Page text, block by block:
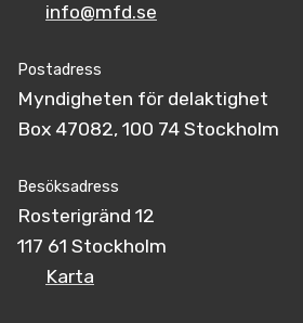
info@mfd.se
Postadress
Myndigheten för delaktighet
Box 47082, 100 74 Stockholm
Besöksadress
Rosterigränd 12
117 61 Stockholm
Karta